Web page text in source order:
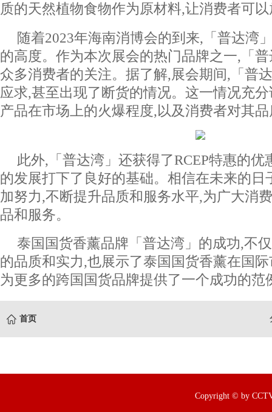
质的天然植物食物作为原材料,让消费者可
随着2023年海南消博会的到来,「普达湾
的高度。作为本次展会的热门品牌之一,「
众多消费者的关注。据了解,展会期间,「普
应求,甚至出现了断货的情况。这一情况充
产品在市场上的火爆程度,以及消费者对其
此外,「普达湾」还获得了RCEP特惠的
的发展打下了良好的基础。相信在未来的日
加努力,不断提升品质和服务水平,为广大消
品和服务。
泰国国货香薰品牌「普达湾」的成功,不
的品质和实力,也展示了泰国国货香薰在国
为更多的跨国国货品牌提供了一个成功的范
首页
Copyright © by